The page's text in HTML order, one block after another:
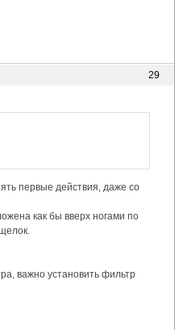
29
первые действия, даже со
как бы вверх ногами по
важно установить фильтр